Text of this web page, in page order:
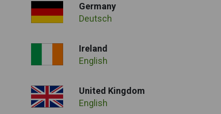
Germany
Deutsch
Ireland
English
United Kingdom
English